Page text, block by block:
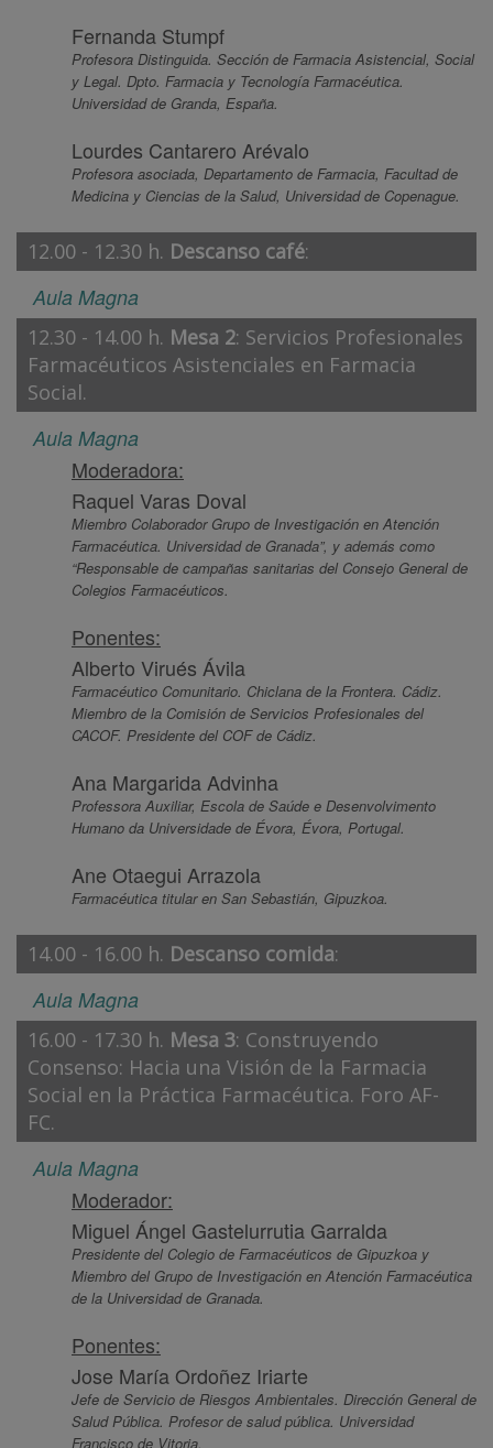
Fernanda Stumpf
Profesora Distinguida. Sección de Farmacia Asistencial, Social
y Legal. Dpto. Farmacia y Tecnología Farmacéutica.
Universidad de Granda, España.
Lourdes Cantarero Arévalo
Profesora asociada, Departamento de Farmacia, Facultad de
Medicina y Ciencias de la Salud, Universidad de Copenague.
12.00 - 12.30 h. Descanso café:
Aula Magna
12.30 - 14.00 h. Mesa 2: Servicios Profesionales
Farmacéuticos Asistenciales en Farmacia
Social.
Aula Magna
Moderadora:
Raquel Varas Doval
Miembro Colaborador Grupo de Investigación en Atención
Farmacéutica. Universidad de Granada”, y además como
“Responsable de campañas sanitarias del Consejo General de
Colegios Farmacéuticos.
Ponentes:
Alberto Virués Ávila
Farmacéutico Comunitario. Chiclana de la Frontera. Cádiz.
Miembro de la Comisión de Servicios Profesionales del
CACOF. Presidente del COF de Cádiz.
Ana Margarida Advinha
Professora Auxiliar, Escola de Saúde e Desenvolvimento
Humano da Universidade de Évora, Évora, Portugal.
Ane Otaegui Arrazola
Farmacéutica titular en San Sebastián, Gipuzkoa.
14.00 - 16.00 h. Descanso comida:
Aula Magna
16.00 - 17.30 h. Mesa 3: Construyendo
Consenso: Hacia una Visión de la Farmacia
Social en la Práctica Farmacéutica. Foro AF-
FC.
Aula Magna
Moderador:
Miguel Ángel Gastelurrutia Garralda
Presidente del Colegio de Farmacéuticos de Gipuzkoa y
Miembro del Grupo de Investigación en Atención Farmacéutica
de la Universidad de Granada.
Ponentes:
Jose María Ordoñez Iriarte
Jefe de Servicio de Riesgos Ambientales. Dirección General de
Salud Pública. Profesor de salud pública. Universidad
Francisco de Vitoria.